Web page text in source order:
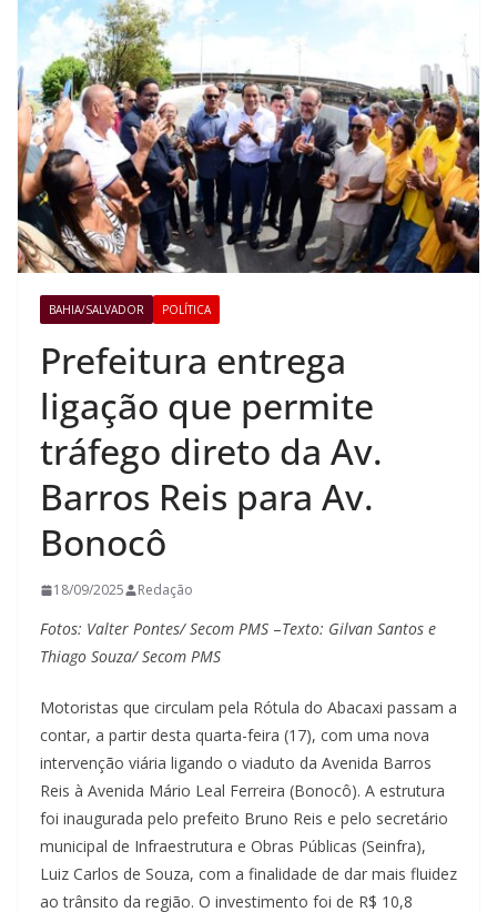
BAHIA/SALVADOR POLÍTICA
Prefeitura entrega
ligação que permite
tráfego direto da Av.
Barros Reis para Av.
Bonocô
18/09/2025 Redação
Fotos: Valter Pontes/ Secom PMS –Texto: Gilvan Santos e
Thiago Souza/ Secom PMS
Motoristas que circulam pela Rótula do Abacaxi passam a
contar, a partir desta quarta-feira (17), com uma nova
intervenção viária ligando o viaduto da Avenida Barros
Reis à Avenida Mário Leal Ferreira (Bonocô). A estrutura
foi inaugurada pelo prefeito Bruno Reis e pelo secretário
municipal de Infraestrutura e Obras Públicas (Seinfra),
Luiz Carlos de Souza, com a finalidade de dar mais fluidez
ao trânsito da região. O investimento foi de R$ 10,8